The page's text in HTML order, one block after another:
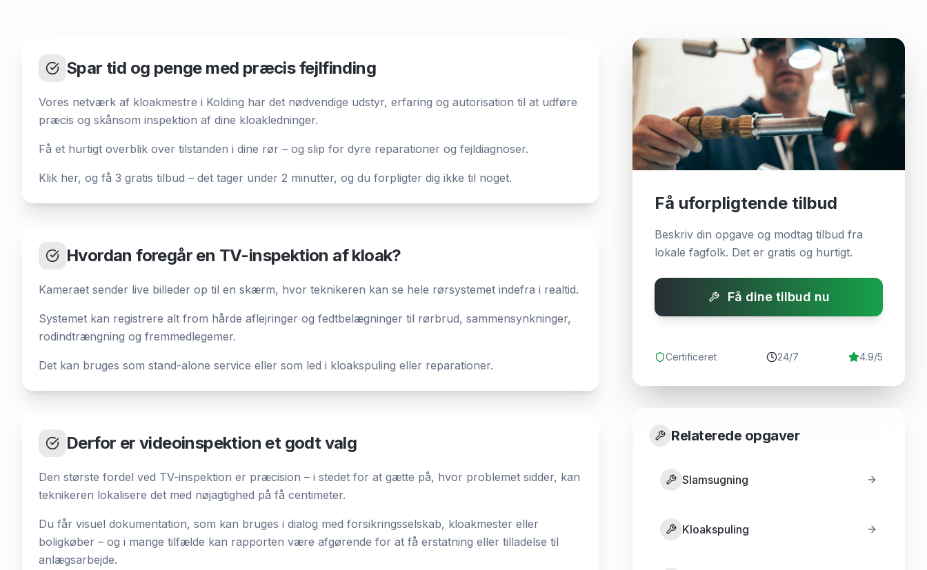
Spar tid og penge med præcis fejlfinding
Vores netværk af kloakmestre i Kolding har det nødvendige udstyr, erfaring og autorisation til at udføre
præcis og skånsom inspektion af dine kloakledninger.
Få et hurtigt overblik over tilstanden i dine rør – og slip for dyre reparationer og fejldiagnoser.
Klik her, og få 3 gratis tilbud – det tager under 2 minutter, og du forpligter dig ikke til noget.
Hvordan foregår en TV-inspektion af kloak?
Kameraet sender live billeder op til en skærm, hvor teknikeren kan se hele rørsystemet indefra i realtid.
Systemet kan registrere alt from hårde aflejringer og fedtbelægninger til rørbrud, sammensynkninger,
rodindtrængning og fremmedlegemer.
Det kan bruges som stand-alone service eller som led i kloakspuling eller reparationer.
Derfor er videoinspektion et godt valg
Den største fordel ved TV-inspektion er præcision – i stedet for at gætte på, hvor problemet sidder, kan
teknikeren lokalisere det med nøjagtighed på få centimeter.
Du får visuel dokumentation, som kan bruges i dialog med forsikringsselskab, kloakmester eller
boligkøber – og i mange tilfælde kan rapporten være afgørende for at få erstatning eller tilladelse til
anlægsarbejde.
Få uforpligtende tilbud
Beskriv din opgave og modtag tilbud fra
lokale fagfolk. Det er gratis og hurtigt.
Få dine tilbud nu
Certificeret 24/7 4.9/5
Relaterede opgaver
Slamsugning
Kloakspuling